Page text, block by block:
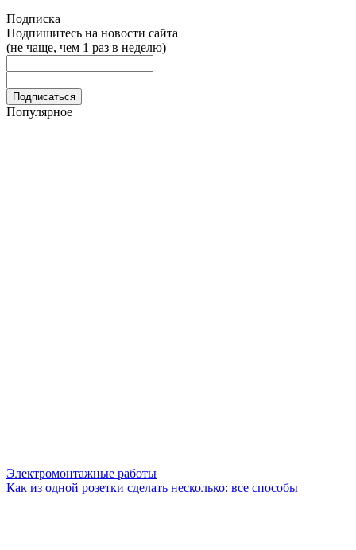
Подписка
Подпишитесь на новости сайта
(не чаще, чем 1 раз в неделю)
Популярное
Электромонтажные работы
Как из одной розетки сделать несколько: все способы